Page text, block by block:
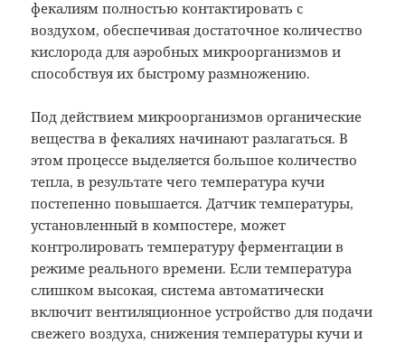
фекалиям полностью контактировать с
воздухом, обеспечивая достаточное количество
кислорода для аэробных микроорганизмов и
способствуя их быстрому размножению.
Под действием микроорганизмов органические
вещества в фекалиях начинают разлагаться. В
этом процессе выделяется большое количество
тепла, в результате чего температура кучи
постепенно повышается. Датчик температуры,
установленный в компостере, может
контролировать температуру ферментации в
режиме реального времени. Если температура
слишком высокая, система автоматически
включит вентиляционное устройство для подачи
свежего воздуха, снижения температуры кучи и